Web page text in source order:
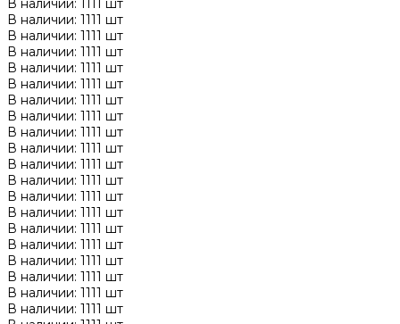
В наличии: 1111 шт
В наличии: 1111 шт
В наличии: 1111 шт
В наличии: 1111 шт
В наличии: 1111 шт
В наличии: 1111 шт
В наличии: 1111 шт
В наличии: 1111 шт
В наличии: 1111 шт
В наличии: 1111 шт
В наличии: 1111 шт
В наличии: 1111 шт
В наличии: 1111 шт
В наличии: 1111 шт
В наличии: 1111 шт
В наличии: 1111 шт
В наличии: 1111 шт
В наличии: 1111 шт
В наличии: 1111 шт